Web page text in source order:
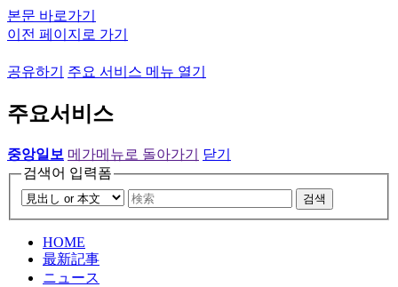
본문 바로가기
이전 페이지로 가기
공유하기 주요 서비스 메뉴 열기
주요서비스
중앙일보 메가메뉴로 돌아가기
닫기
검색어 입력폼
검색
HOME
最新記事
ニュース